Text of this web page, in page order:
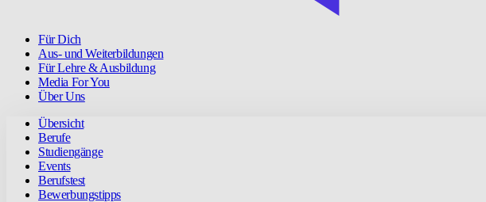
Für Dich
Aus- und Weiterbildungen
Für Lehre & Ausbildung
Media For You
Über Uns
Übersicht
Berufe
Studiengänge
Events
Berufstest
Bewerbungstipps